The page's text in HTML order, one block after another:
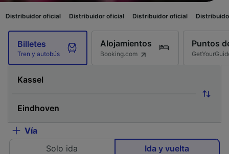
Distribuidor oficial Distribuidor oficial Distribuidor oficial
Billetes
Tren y autobús
Alojamientos
Booking.com
Puntos
Vía
Solo ida
Ida y vuelta